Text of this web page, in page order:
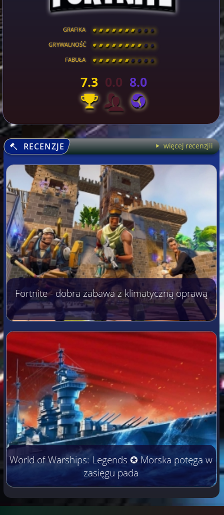
GRAFIKA [ \ \ \ \ \ \ \ \ ]
GRYWALNOŚĆ [ \ \ \ \ \ \ \ \ ]
FABUŁA [ \ \ \ \ \ \ \ \ ]
7.3 0.0 8.0
RECENZJE więcej recenzjii
Fortnite - dobra zabawa z klimatyczną oprawą
World of Warships: Legends ✪ Morska potęga w
zasięgu pada